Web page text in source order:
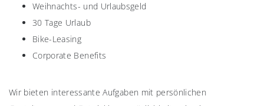
Weihnachts- und Urlaubsgeld
30 Tage Urlaub
Bike-Leasing
Corporate Benefits
Wir bieten interessante Aufgaben mit persönlichen